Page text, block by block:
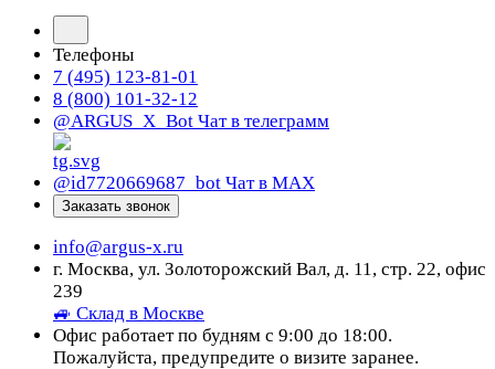
Телефоны
7 (495) 123-81-01
8 (800) 101-32-12
@ARGUS_X_Bot Чат в телеграмм
@id7720669687_bot Чат в МАХ
Заказать звонок
info@argus-x.ru
г. Москва, ул. Золоторожский Вал, д. 11, стр. 22, офис
239
🚙 Склад в Москве
Офис работает по будням с 9:00 до 18:00.
Пожалуйста, предупредите о визите заранее.